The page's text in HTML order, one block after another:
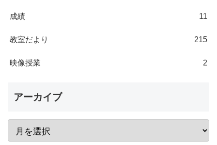
成績 11
教室だより 215
映像授業 2
アーカイブ